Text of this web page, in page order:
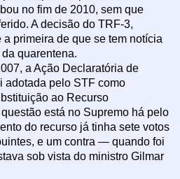
no fim de 2010, sem que
A decisão do TRF-3,
primeira de que se tem notícia
quarentena.
a Ação Declaratória de
adotada pelo STF como
ao Recurso
está no Supremo há pelo
do recurso já tinha sete votos
e um contra — quando foi
sob vista do ministro Gilmar